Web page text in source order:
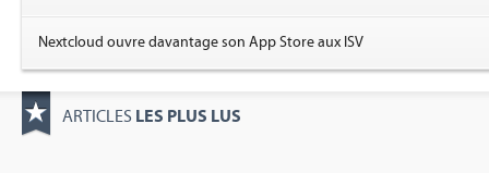
Nextcloud ouvre davantage son App Store aux ISV
ARTICLES LES PLUS LUS